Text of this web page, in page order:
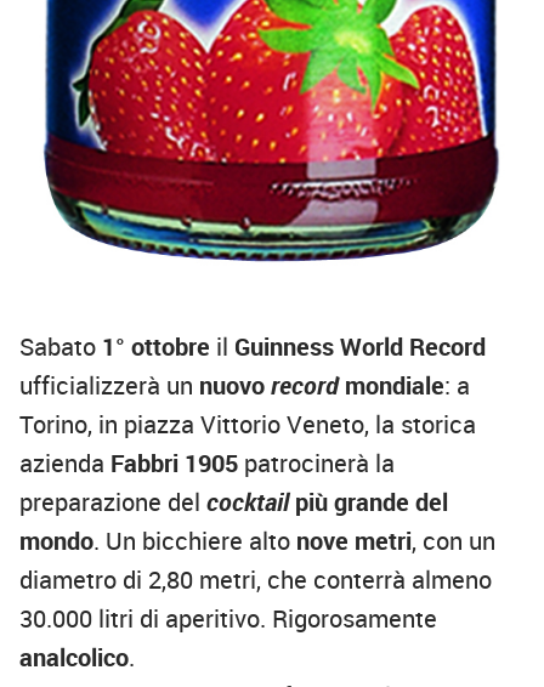
Sabato 1° ottobre il Guinness World Record
ufficializzerà un nuovorecordmondiale: a
Torino, in piazza Vittorio Veneto, la storica
azienda Fabbri 1905 patrocinerà la
preparazione del cocktailpiù grande del
mondo. Un bicchiere alto nove metri, con un
diametro di 2,80 metri, che conterrà almeno
30.000 litri di aperitivo. Rigorosamente
analcolico.